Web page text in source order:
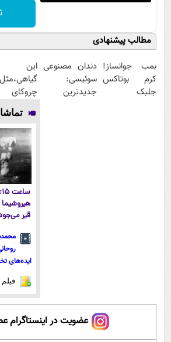
مطالب پیشنهادی
بمب جوانساز!
کرم بوتاکس
جلبک
دندان مصنوعی
سوئیسی:
جدیدترین
این
چروکای
پوستتوصاف
میکنه!50%تخفیف
قیر
ایده‌های
فیلم
عضویت در اینستاگرام